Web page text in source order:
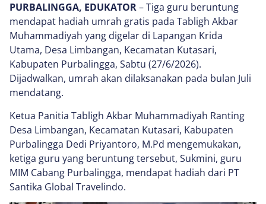
PURBALINGGA, EDUKATOR– Tiga guru beruntung
mendapat hadiah umrah gratis pada Tabligh Akbar
Muhammadiyah yang digelar di Lapangan Krida
Utama, Desa Limbangan, Kecamatan Kutasari,
Kabupaten Purbalingga, Sabtu (27/6/2026).
Dijadwalkan, umrah akan dilaksanakan pada bulan Juli
mendatang.
Ketua Panitia Tabligh Akbar Muhammadiyah Ranting
Desa Limbangan, Kecamatan Kutasari, Kabupaten
Purbalingga Dedi Priyantoro, M.Pd mengemukakan,
ketiga guru yang beruntung tersebut, Sukmini, guru
MIM Cabang Purbalingga, mendapat hadiah dari PT
Santika Global Travelindo.